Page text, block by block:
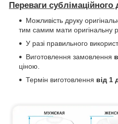
Переваги сублімаційного
Можливість друку
тим самим мати оригінальну
У разі правильного
Виготовлення замовлення
ціною.
Термін виготовлення від 1